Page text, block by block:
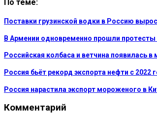
По теме:
Поставки грузинской водки в Россию
В Армении одновременно прошли
Российская колбаса и ветчина появилась
Россия бьёт рекорд экспорта нефти с
Россия нарастила экспорт мороженого в
Комментарий